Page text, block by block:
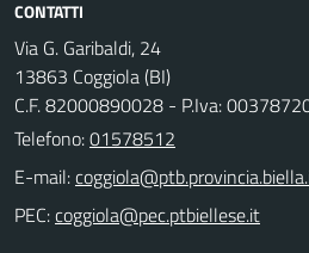
CONTATTI
Via G. Garibaldi, 24
13863 Coggiola (BI)
C.F. 82000890028 - P.Iva:
Telefono:01578512
E-mail:
PEC: